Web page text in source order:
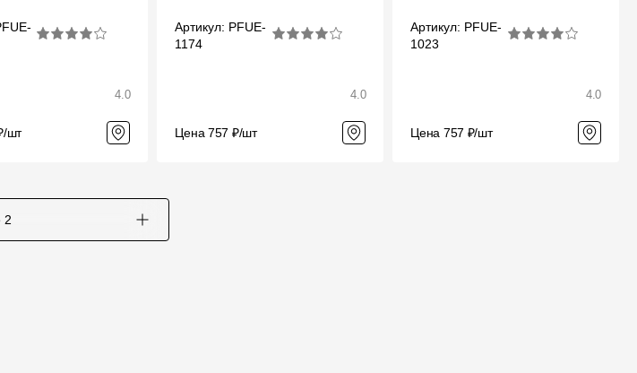
4.0
шт
Артикул: PFUE-
1174
4.0
Цена 757 ₽/шт
Артикул: PFUE-
1023
4.0
Цена 757 ₽/шт
2